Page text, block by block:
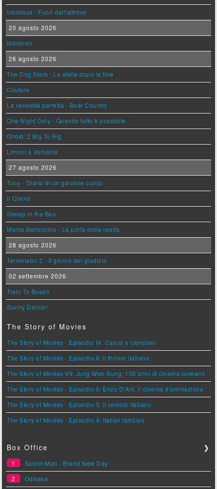
Insidious - Fuori dall'altrove
20 agosto 2026
Maldoror
26 agosto 2026
The Dog Stars - Le stelle dopo la fine
Couture
La vendetta perfetta - Bear Country
One Night Only - Quando tutto è possibile
Ghost: 2 Big To Rig
Limoni a Varsavia
27 agosto 2026
Tony - Diario di un giovane cuoco
Il Cileno
Sheep in the Box
Marco Bellocchio - La porta della realtà
28 agosto 2026
Terminator 2 - Il giorno del giudizio
02 settembre 2026
Train To Busan
Sunny Dancer
The Story of Movies
The Story of Movies - Episodio IX: Calcio e campioni
The Story of Movies - Episodio 8: Il thriller italiano
The Story of Movies VII: Jung Woo-Sung, 100 anni di cinema coreano
The Story of Movies - Episodio 6: Enzo D'Alò, il cinema d'animazione
The Story of Movies - Episodio 5: Il comico italiano
The Story of Movies - Episodio 4: Italian families
Box Office ❯
1
Spider-Man - Brand New Day
2
Odissea